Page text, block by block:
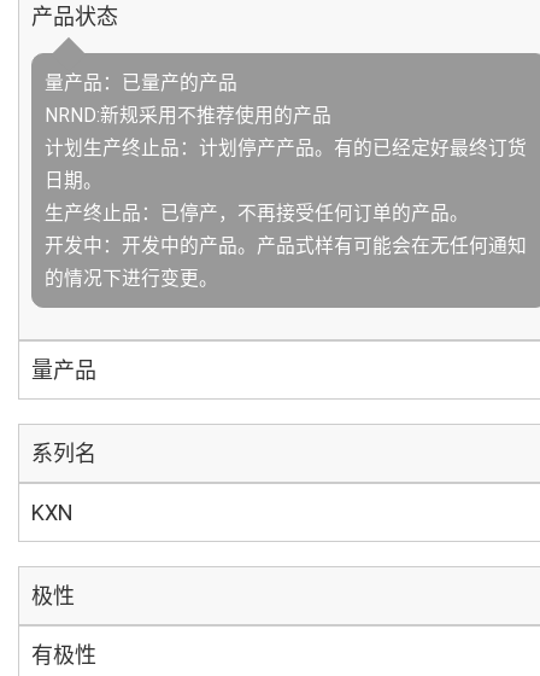
产品状态
量产品：已量产的产品
NRND:新规采用不推荐使用的产品
计划生产终止品：计划停产产品。有的已经定好最终订货
日期。
生产终止品：已停产，不再接受任何订单的产品。
开发中：开发中的产品。产品式样有可能会在无任何通知
的情况下进行变更。
量产品
系列名
KXN
极性
有极性